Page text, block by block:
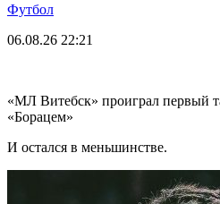
Футбол
06.08.26 22:21
«МЛ Витебск» проиграл первый
«Борацем»
И остался в меньшинстве.